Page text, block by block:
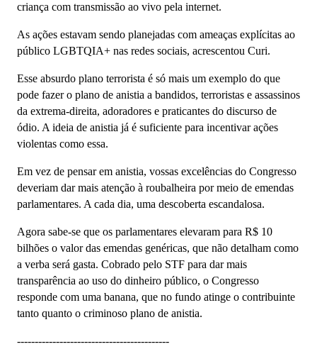
criança com transmissão ao vivo pela internet.
As ações estavam sendo planejadas com ameaças explícitas ao
público LGBTQIA+ nas redes sociais, acrescentou Curi.
Esse absurdo plano terrorista é só mais um exemplo do que
pode fazer o plano de anistia a bandidos, terroristas e assassinos
da extrema-direita, adoradores e praticantes do discurso de
ódio. A ideia de anistia já é suficiente para incentivar ações
violentas como essa.
Em vez de pensar em anistia, vossas excelências do Congresso
deveriam dar mais atenção à roubalheira por meio de emendas
parlamentares. A cada dia, uma descoberta escandalosa.
Agora sabe-se que os parlamentares elevaram para R$ 10
bilhões o valor das emendas genéricas, que não detalham como
a verba será gasta. Cobrado pelo STF para dar mais
transparência ao uso do dinheiro público, o Congresso
responde com uma banana, que no fundo atinge o contribuinte
tanto quanto o criminoso plano de anistia.
-------------------------------------------